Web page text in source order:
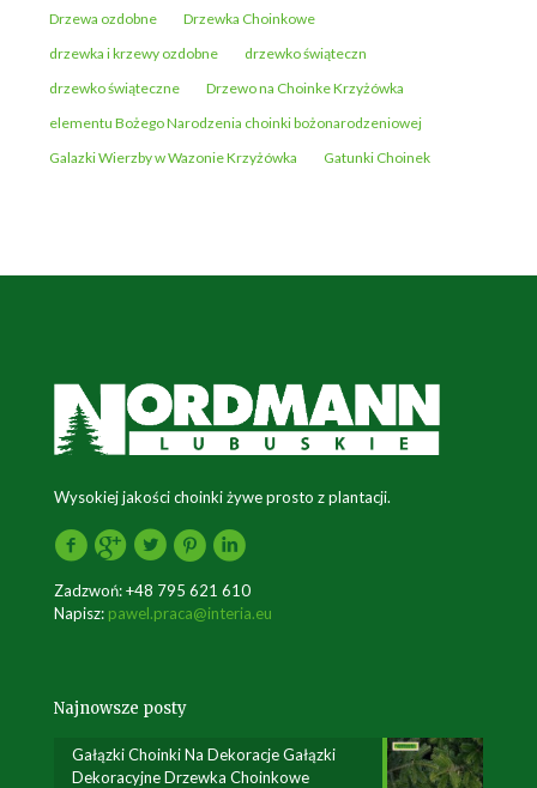
Drzewa ozdobne
Drzewka Choinkowe
drzewka i krzewy ozdobne
drzewko świąteczn
drzewko świąteczne
Drzewo na Choinke Krzyżówka
elementu Bożego Narodzenia choinki bożonarodzeniowej
Galazki Wierzby w Wazonie Krzyżówka
Gatunki Choinek
Wysokiej jakości choinki żywe prosto z plantacji.
Zadzwoń:+48 795 621 610
Napisz: pawel.praca@interia.eu
Najnowsze posty
Gałązki Choinki Na Dekoracje Gałązki
Dekoracyjne Drzewka Choinkowe